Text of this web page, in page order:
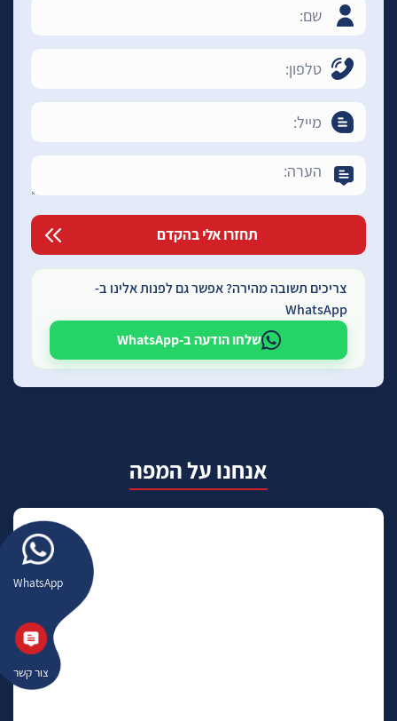
WhatsApp
צור קשר
צריכים תשובה מהירה? אפשר גם לפנות אלינו ב-
WhatsApp
שלחו הודעה ב-WhatsApp
אנחנו על המפה